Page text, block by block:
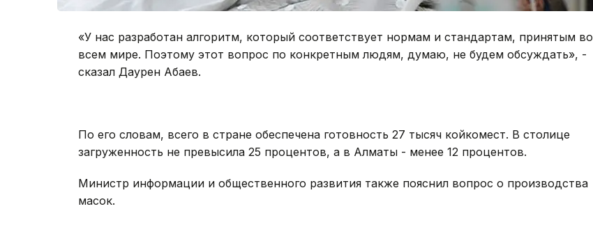
«У нас разработан алгоритм, который соответствует нормам и стандартам, принятым во
всем мире. Поэтому этот вопрос по конкретным людям, думаю, не будем обсуждать», -
сказал Даурен Абаев.
По его словам, всего в стране обеспечена готовность 27 тысяч койкомест. В столице
загруженность не превысила 25 процентов, а в Алматы - менее 12 процентов.
Министр информации и общественного развития также пояснил вопрос о производства
масок.